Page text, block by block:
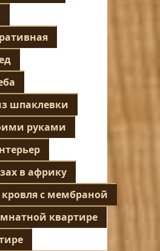
шпаклевки
руками
в африку
с мембраной
квартире